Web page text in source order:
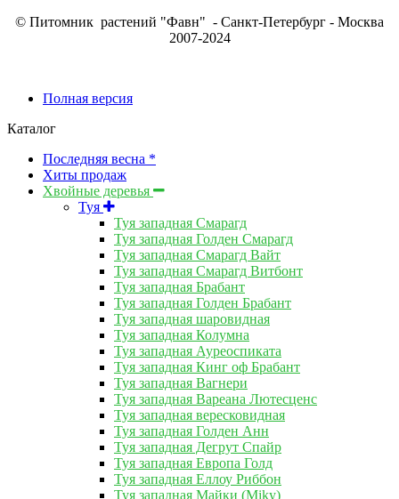
© Питомник растений "Фавн" - Санкт-Петербург - Москва
2007-2024
Полная версия
Каталог
Последняя весна *
Хиты продаж
Хвойные деревья
Туя
Туя западная Смарагд
Туя западная Голден Смарагд
Туя западная Смарагд Вайт
Туя западная Смарагд Витбонт
Туя западная Брабант
Туя западная Голден Брабант
Туя западная шаровидная
Туя западная Колумна
Туя западная Ауреоспиката
Туя западная Кинг оф Брабант
Туя западная Вагнери
Туя западная Вареана Лютесценс
Туя западная вересковидная
Туя западная Голден Анн
Туя западная Дегрут Спайр
Туя западная Европа Голд
Туя западная Еллоу Риббон
Туя западная Майки (Miky)